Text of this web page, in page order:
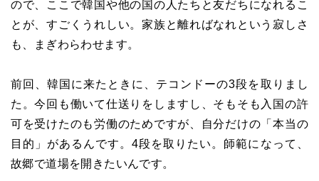
ので、ここで韓国や他の国の人たちと友だちになれるこ
とが、すごくうれしい。家族と離ればなれという寂しさ
も、まぎわらわせます。
前回、韓国に来たときに、テコンドーの3段を取りまし
た。今回も働いて仕送りをしますし、そもそも入国の許
可を受けたのも労働のためですが、自分だけの「本当の
目的」があるんです。4段を取りたい。師範になって、
故郷で道場を開きたいんです。